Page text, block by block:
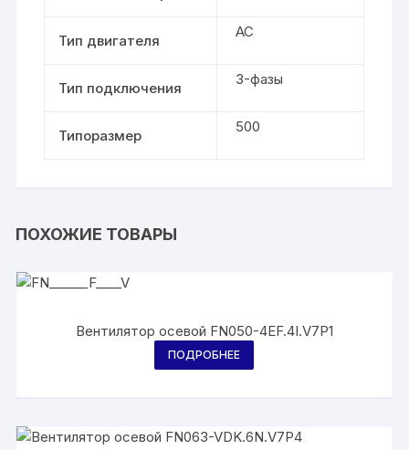
Тип двигателя
AC
Тип подключения
3-фазы
Типоразмер
500
ПОХОЖИЕ ТОВАРЫ
Вентилятор осевой FN050-4EF.4I.V7P1
ПОДРОБНЕЕ